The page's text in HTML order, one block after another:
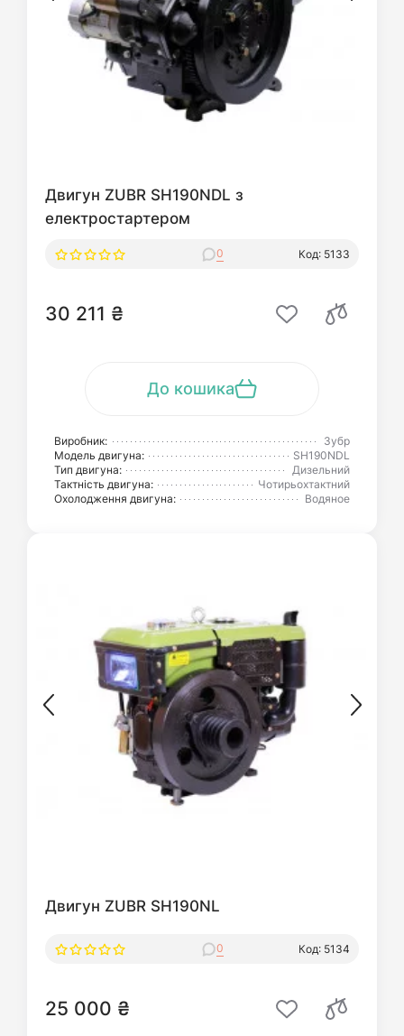
Двигун ZUBR SH190NDL з
електростартером
0 Код: 5133
30 211 ₴
До кошика
Виробник:
Зубр
Модель двигуна:
SH190NDL
Тип двигуна:
Дизельний
Тактність двигуна:
Чотирьохтактний
Охолодження двигуна:
Водяное
Двигун ZUBR SH190NL
0 Код: 5134
25 000 ₴